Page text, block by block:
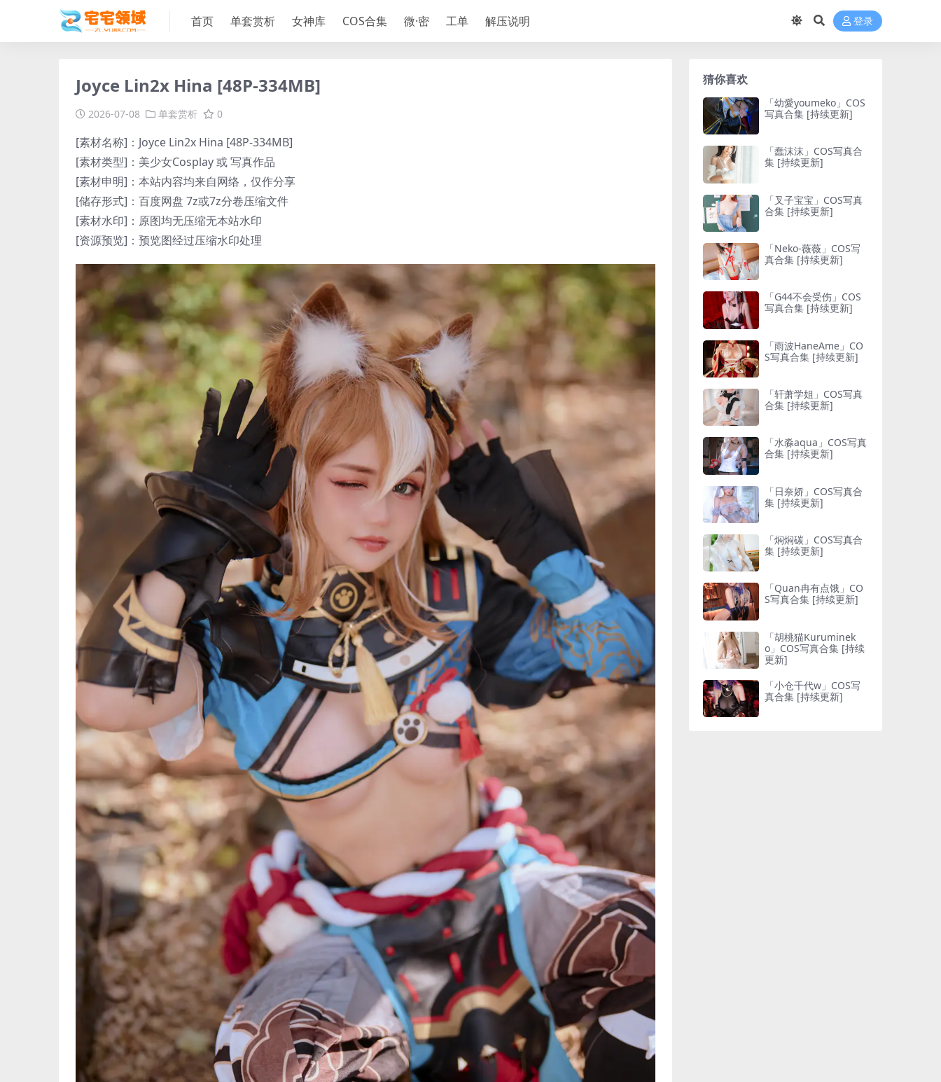
首页 单套赏析 女神库 COS合集 微·密 工单 解压说明 登录
Joyce Lin2x Hina [48P-334MB]
2026-07-08 单套赏析 0
[素材名称]：Joyce Lin2x Hina [48P-334MB]
[素材类型]：美少女Cosplay 或 写真作品
[素材申明]：本站内容均来自网络，仅作分享
[储存形式]：百度网盘 7z或7z分卷压缩文件
[素材水印]：原图均无压缩无本站水印
[资源预览]：预览图经过压缩水印处理
猜你喜欢
「幼愛youmeko」COS
写真合集 [持续更新]
「蠢沫沫」COS写真合
集 [持续更新]
「叉子宝宝」COS写真
合集 [持续更新]
「Neko-薇薇」COS写
真合集 [持续更新]
「G44不会受伤」COS
写真合集 [持续更新]
「雨波HaneAme」CO
S写真合集 [持续更新]
「轩萧学姐」COS写真
合集 [持续更新]
「水淼aqua」COS写真
合集 [持续更新]
「日奈娇」COS写真合
集 [持续更新]
「焖焖碳」COS写真合
集 [持续更新]
「Quan冉有点饿」CO
S写真合集 [持续更新]
「胡桃猫Kuruminek
o」COS写真合集 [持续
更新]
「小仓千代w」COS写
真合集 [持续更新]